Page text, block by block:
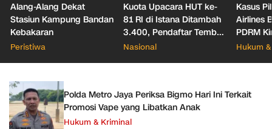
Alang-Alang Dekat
Stasiun Kampung Bandan
Kebakaran
Peristiwa
Kuota Upacara HUT ke-
81 RI di Istana Ditambah
3.400, Pendaftar Tembus
336 Ribu
Nasional
Kasus
Airlines
PDRM
Hukum
Polda Metro Jaya Periksa Bigmo Hari Ini Terkait
Promosi Vape yang Libatkan Anak
Hukum & Kriminal